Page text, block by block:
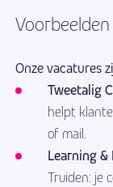
Voorbeelden
Onze vacatures
Tweetalig
helpt
of mail.
Learning &
Truiden: je